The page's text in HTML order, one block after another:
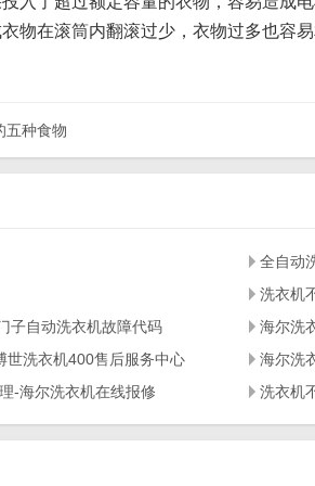
物在滚筒内翻滚过少，衣物过多也容
五种食物
全自动
洗衣机
子自动洗衣机故障代码
海尔洗
世洗衣机400售后服务中心
海尔洗
-海尔洗衣机在线报修
洗衣机